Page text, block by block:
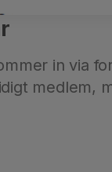
in via
medlem,